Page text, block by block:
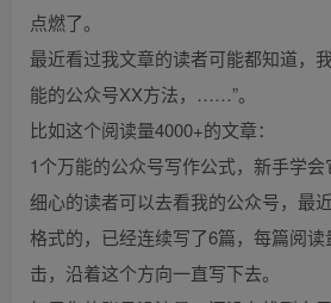
点燃了。
最近看过我文章的读者可能都知道，
能的公众号XX方法，……”。
比如这个阅读量4000+的文章：
1个万能的公众号写作公式，新手学会
细心的读者可以去看我的公众号，最
格式的，已经连续写了6篇，每篇阅
击，沿着这个方向一直写下去。